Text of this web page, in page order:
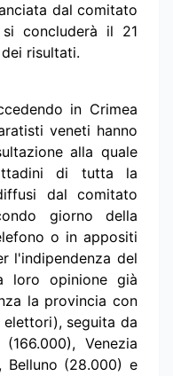
dal comitato
si concluderà il 21
risultati.
in Crimea
veneti hanno
alla quale
di tutta la
dal comitato
giorno della
o in appositi
l'indipendenza del
loro opinione già
la provincia con
seguita da
Venezia
Belluno (28.000) e